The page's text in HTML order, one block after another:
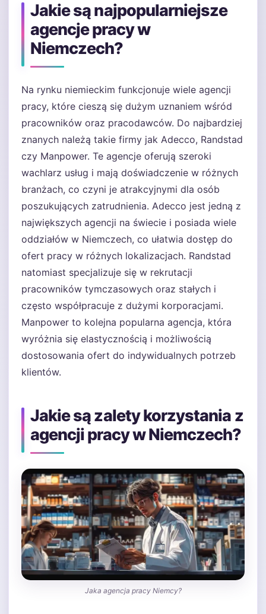
Jakie są najpopularniejsze
agencje pracy w
Niemczech?
Na rynku niemieckim funkcjonuje wiele agencji
pracy, które cieszą się dużym uznaniem wśród
pracowników oraz pracodawców. Do najbardziej
znanych należą takie firmy jak Adecco, Randstad
czy Manpower. Te agencje oferują szeroki
wachlarz usług i mają doświadczenie w różnych
branżach, co czyni je atrakcyjnymi dla osób
poszukujących zatrudnienia. Adecco jest jedną z
największych agencji na świecie i posiada wiele
oddziałów w Niemczech, co ułatwia dostęp do
ofert pracy w różnych lokalizacjach. Randstad
natomiast specjalizuje się w rekrutacji
pracowników tymczasowych oraz stałych i
często współpracuje z dużymi korporacjami.
Manpower to kolejna popularna agencja, która
wyróżnia się elastycznością i możliwością
dostosowania ofert do indywidualnych potrzeb
klientów.
Jakie są zalety korzystania z
agencji pracy w Niemczech?
Jaka agencja pracy Niemcy?